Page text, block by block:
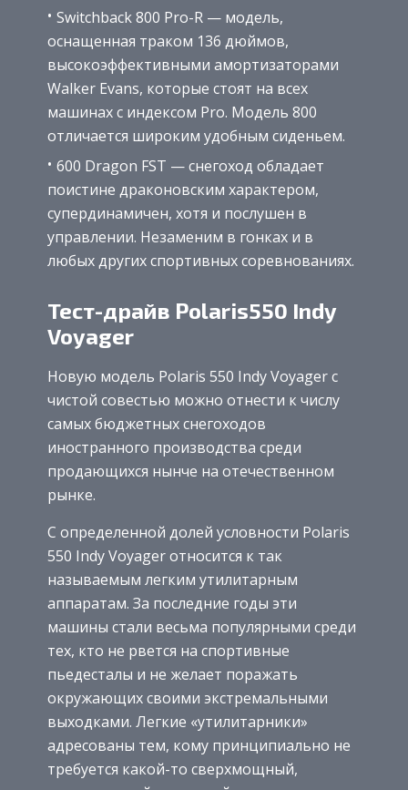
Switchback 800 Pro-R — модель,
оснащенная траком 136 дюймов,
высокоэффективными амортизаторами
Walker Evans, которые стоят на всех
машинах с индексом Pro. Модель 800
отличается широким удобным сиденьем.
600 Dragon FST — снегоход обладает
поистине драконовским характером,
супердинамичен, хотя и послушен в
управлении. Незаменим в гонках и в
любых других спортивных соревнованиях.
Тест-драйв Polaris550 Indy
Voyager
Новую модель Polaris 550 Indy Voyager с
чистой совестью можно отнести к числу
самых бюджетных снегоходов
иностранного производства среди
продающихся нынче на отечественном
рынке.
С определенной долей условности Polaris
550 Indy Voyager относится к так
называемым легким утилитарным
аппаратам. За последние годы эти
машины стали весьма популярными среди
тех, кто не рвется на спортивные
пьедесталы и не желает поражать
окружающих своими экстремальными
выходками. Легкие «утилитарники»
адресованы тем, кому принципиально не
требуется какой-то сверхмощный,